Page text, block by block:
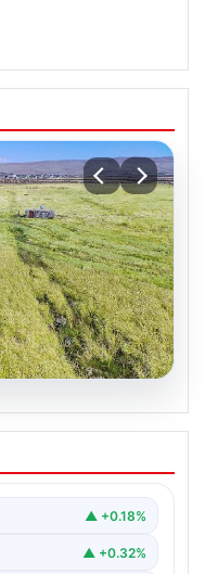
bugün
▲ +0.18%
▲ +0.32%